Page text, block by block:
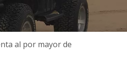
al por mayor de